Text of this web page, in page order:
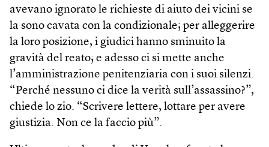
avevano ignorato le richieste di aiuto dei vicini se
la sono cavata con la condizionale; per alleggerire
la loro posizione, i giudici hanno sminuito la
gravità del reato; e adesso ci si mette anche
l’amministrazione penitenziaria con i suoi silenzi.
“Perché nessuno ci dice la verità sull’assassino?”,
chiede lo zio. “Scrivere lettere, lottare per avere
giustizia. Non ce la faccio più”.